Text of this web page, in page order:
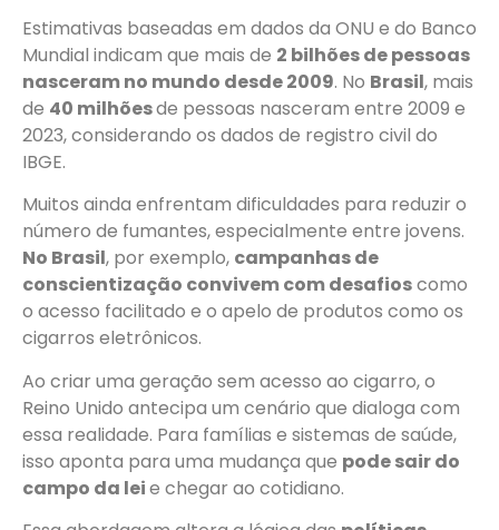
Estimativas baseadas em dados da ONU e do Banco
Mundial indicam que mais de 2 bilhões de pessoas
nasceram no mundo desde 2009. No Brasil, mais
de 40 milhõesde pessoas nasceram entre 2009 e
2023, considerando os dados de registro civil do
IBGE.
Muitos ainda enfrentam dificuldades para reduzir o
número de fumantes, especialmente entre jovens.
No Brasil, por exemplo, campanhas de
conscientização convivem com desafioscomo
o acesso facilitado e o apelo de produtos como os
cigarros eletrônicos.
Ao criar uma geração sem acesso ao cigarro, o
Reino Unido antecipa um cenário que dialoga com
essa realidade. Para famílias e sistemas de saúde,
isso aponta para uma mudança que pode sair do
campo da leie chegar ao cotidiano.